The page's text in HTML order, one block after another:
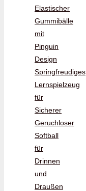
Elastischer
Gummibälle
mit
Pinguin
Design
Springfreudiges
Lernspielzeug
für
Sicherer
Geruchloser
Softball
für
Drinnen
und
Draußen